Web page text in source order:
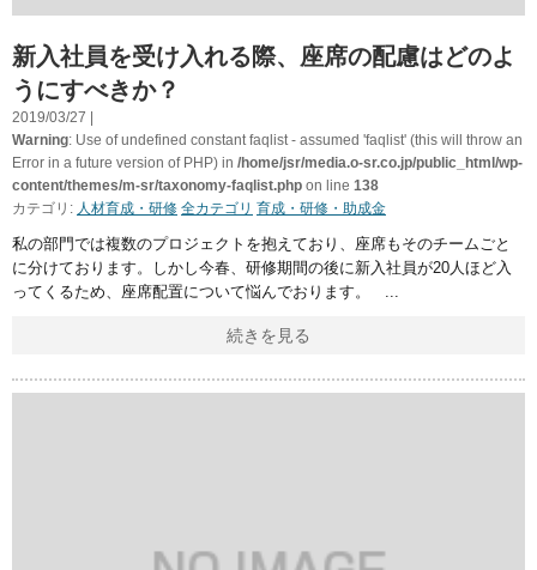
新入社員を受け入れる際、座席の配慮はどのよ
うにすべきか？
2019/03/27 |
Warning: Use of undefined constant faqlist - assumed 'faqlist' (this will throw an
Error in a future version of PHP) in /home/jsr/media.o-sr.co.jp/public_html/wp-
content/themes/m-sr/taxonomy-faqlist.php on line 138
カテゴリ: 人材育成・研修 全カテゴリ 育成・研修・助成金
私の部門では複数のプロジェクトを抱えており、座席もそのチームごと
に分けております。しかし今春、研修期間の後に新入社員が20人ほど入
ってくるため、座席配置について悩んでおります。
続きを見る